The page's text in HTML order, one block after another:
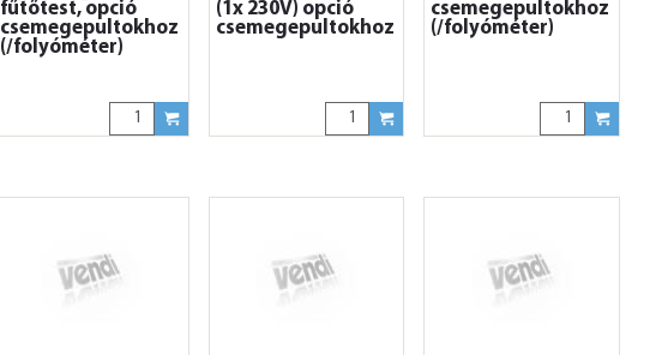
fűtőtest, opció
csemegepultokhoz
(/folyóméter)
(1x 230V) opció
csemegepultokhoz
csemegepultokhoz
(/folyóméter)